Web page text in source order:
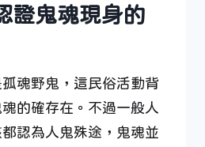
證鬼魂現身的
魂野鬼，這民俗活動背
的確存在。不過一般人
認為人鬼殊途，鬼魂並